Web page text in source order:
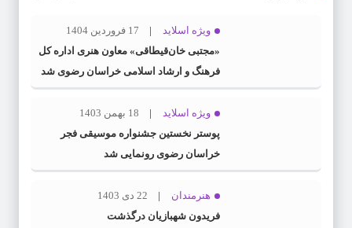
ویژه اسلاید
17 فروردین 1404
«مجتبی خان‌قیطاقی» معاون هنری اداره کل
فرهنگ و ارشاد اسلامی خراسان رضوی شد
ویژه اسلاید
18 بهمن 1403
پوستر نخستین جشنواره موسیقی فجر
خراسان رضوی رونمایی شد
هنرمندان
22 دی 1403
فریدون شهبازیان درگذشت